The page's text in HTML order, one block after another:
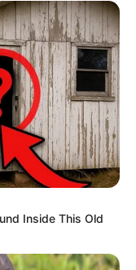
acesso ao
Inside This Old